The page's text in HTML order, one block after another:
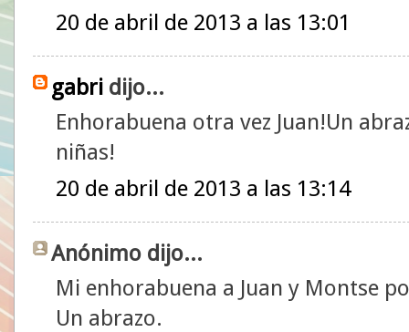
20 de abril de 2013 a las 13:01
gabri dijo...
Enhorabuena otra vez Juan!Un
niñas!
20 de abril de 2013 a las 13:14
Anónimo dijo...
Mi enhorabuena a Juan y Montse
Un abrazo.